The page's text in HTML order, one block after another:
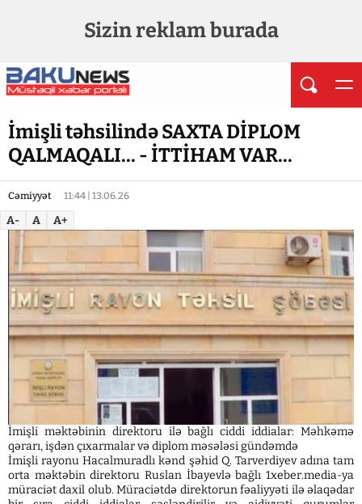
Sizin reklam burada
İmişli təhsilində SAXTA DİPLOM
QALMAQALI... - İTTİHAM VAR...
Cəmiyyət 11:44 | 13.06.26
A- A A+
İmişli məktəbinin direktoru ilə bağlı ciddi iddialar: Məhkəmə
qərarı, işdən çıxarmalar və diplom məsələsi gündəmdə
İmişli rayonu Hacalmuradlı kənd şəhid Q. Tarverdiyev adına tam
orta məktəbin direktoru Ruslan İbayevlə bağlı 1xeber.media-ya
müraciət daxil olub. Müraciətdə direktorun fəaliyyəti ilə əlaqədar